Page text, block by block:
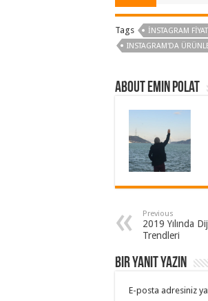
Tags INSTAGRAM
INSTAGRAM'DA
About Emin Polat
Previous
2019 Yılında
Trendleri
Bir yanıt yazın
E-posta adresiniz